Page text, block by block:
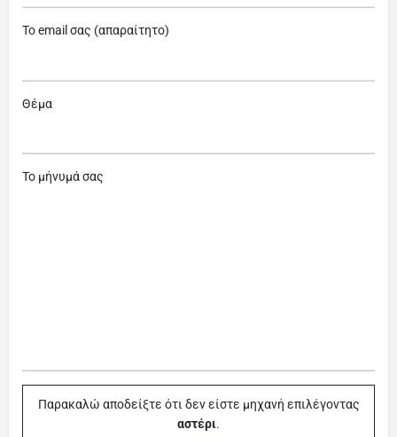
Το email σας (απαραίτητο)
Θέμα
Το μήνυμά σας
Παρακαλώ αποδείξτε ότι δεν είστε μηχανή επιλέγοντας
αστέρι.